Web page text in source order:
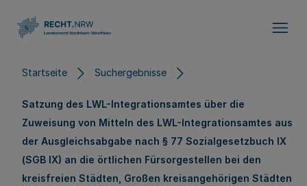
Startseite Suchergebnisse
Satzung des LWL-Integrationsamtes über die
Zuweisung von Mitteln des LWL-Integrationsamtes aus
der Ausgleichsabgabe nach § 77 Sozialgesetzbuch IX
(SGB IX) an die örtlichen Fürsorgestellen bei den
kreisfreien Städten, Großen kreisangehörigen Städten